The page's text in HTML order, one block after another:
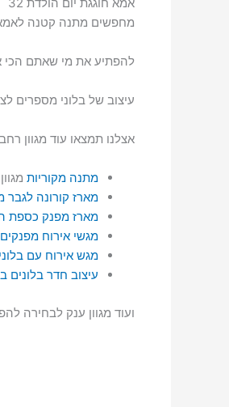
מחפשים מתנה קטנה
להפתיע את מי שאתם הכי
עיצוב של בלוני מספרים
אצלנו תמצאו עוד מגוון
מתנה מקוריות
מארז קורונה לגבר
מארז מפנק כספת
מגשי אירוח
מגש אירוח עם
עיצוב חדר
ועוד מגוון ענק לבחירה